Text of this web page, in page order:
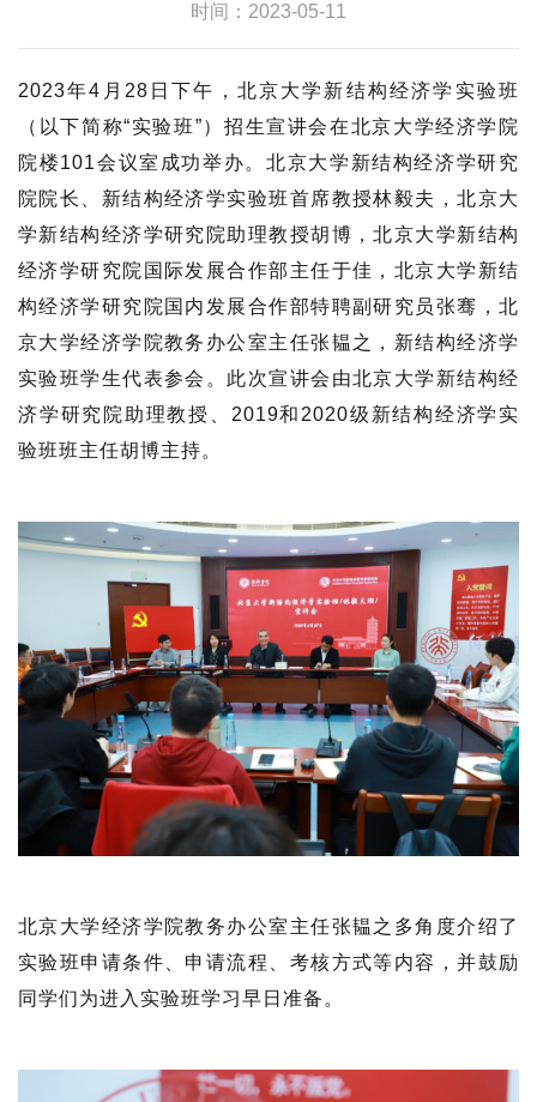
时间：2023-05-11
2023年4月28日下午，北京大学新结构经济学实验班
（以下简称“实验班”）招生宣讲会在北京大学经济学院
院楼101会议室成功举办。北京大学新结构经济学研究
院院长、新结构经济学实验班首席教授林毅夫，北京大
学新结构经济学研究院助理教授胡博，北京大学新结构
经济学研究院国际发展合作部主任于佳，北京大学新结
构经济学研究院国内发展合作部特聘副研究员张骞，北
京大学经济学院教务办公室主任张韫之，新结构经济学
实验班学生代表参会。此次宣讲会由北京大学新结构经
济学研究院助理教授、2019和2020级新结构经济学实
验班班主任胡博主持。
北京大学经济学院教务办公室主任张韫之多角度介绍了
实验班申请条件、申请流程、考核方式等内容，并鼓励
同学们为进入实验班学习早日准备。